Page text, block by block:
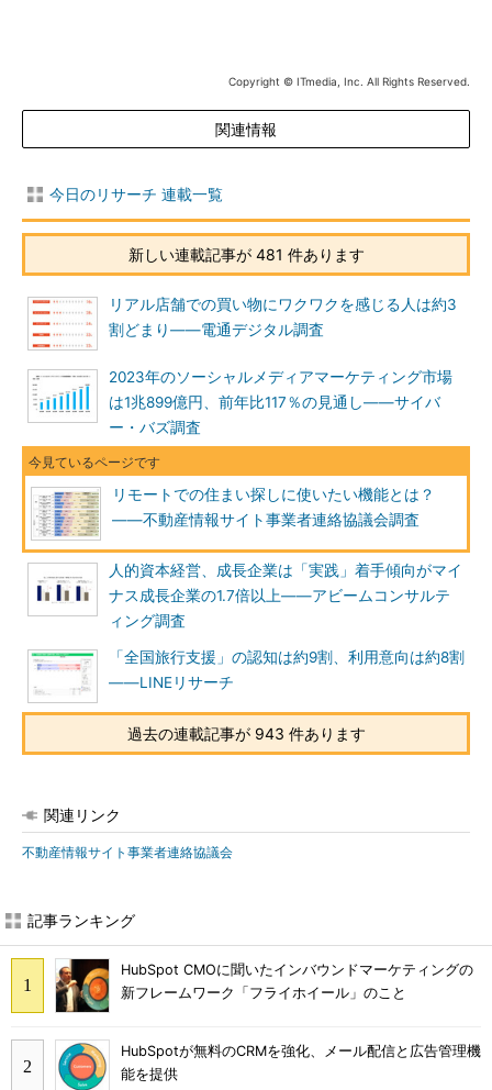
Copyright © ITmedia, Inc. All Rights Reserved.
関連情報
今日のリサーチ 連載一覧
新しい連載記事が 481 件あります
リアル店舗での買い物にワクワクを感じる人は約3
割どまり――電通デジタル調査
2023年のソーシャルメディアマーケティング市場
は1兆899億円、前年比117％の見通し――サイバ
ー・バズ調査
リモートでの住まい探しに使いたい機能とは？
――不動産情報サイト事業者連絡協議会調査
人的資本経営、成長企業は「実践」着手傾向がマイ
ナス成長企業の1.7倍以上――アビームコンサルテ
ィング調査
「全国旅行支援」の認知は約9割、利用意向は約8割
――LINEリサーチ
過去の連載記事が 943 件あります
関連リンク
不動産情報サイト事業者連絡協議会
記事ランキング
HubSpot CMOに聞いたインバウンドマーケティングの
新フレームワーク「フライホイール」のこと
HubSpotが無料のCRMを強化、メール配信と広告管理機
能を提供